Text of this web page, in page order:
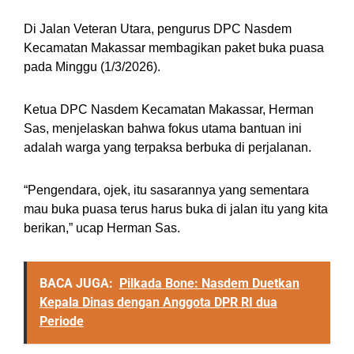
Di Jalan Veteran Utara, pengurus DPC Nasdem
Kecamatan Makassar membagikan paket buka puasa
pada Minggu (1/3/2026).
Ketua DPC Nasdem Kecamatan Makassar, Herman
Sas, menjelaskan bahwa fokus utama bantuan ini
adalah warga yang terpaksa berbuka di perjalanan.
“Pengendara, ojek, itu sasarannya yang sementara
mau buka puasa terus harus buka di jalan itu yang kita
berikan,” ucap Herman Sas.
BACA JUGA: Pilkada Bone: Nasdem Duetkan
Kepala Dinas dengan Anggota DPR RI dua
Periode